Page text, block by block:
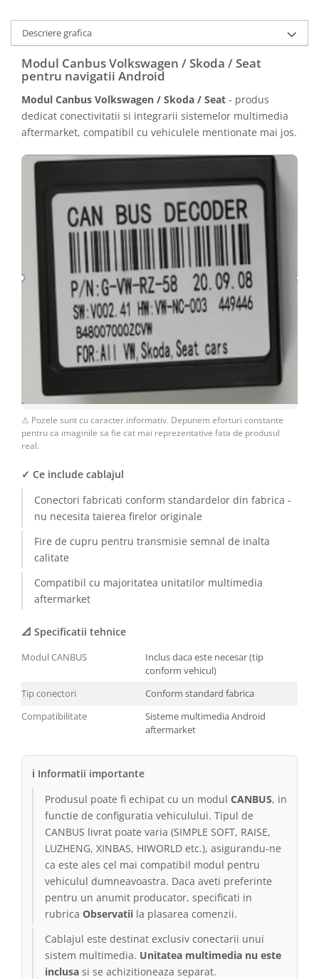
Descriere grafica
Modul Canbus Volkswagen / Skoda / Seat
pentru navigatii Android
Modul Canbus Volkswagen / Skoda / Seat - produs
dedicat conectivitatii si integrarii sistemelor multimedia
aftermarket, compatibil cu vehiculele mentionate mai jos.
⚠ Pozele sunt cu caracter informativ. Depunem eforturi constante
pentru ca imaginile sa fie cat mai reprezentative fata de produsul
real.
✓ Ce include cablajul
Conectori fabricati conform standardelor din fabrica -
nu necesita taierea firelor originale
Fire de cupru pentru transmisie semnal de inalta
calitate
Compatibil cu majoritatea unitatilor multimedia
aftermarket
📐 Specificatii tehnice
Modul CANBUS
Inclus daca este necesar (tip
conform vehicul)
Tip conectori
Conform standard fabrica
Compatibilitate
Sisteme multimedia Android
aftermarket
ℹ Informatii importante
Produsul poate fi echipat cu un modul CANBUS, in
functie de configuratia vehiculului. Tipul de
CANBUS livrat poate varia (SIMPLE SOFT, RAISE,
LUZHENG, XINBAS, HIWORLD etc.), asigurandu-ne
ca este ales cel mai compatibil modul pentru
vehiculul dumneavoastra. Daca aveti preferinte
pentru un anumit producator, specificati in
rubrica Observatii la plasarea comenzii.
Cablajul este destinat exclusiv conectarii unui
sistem multimedia. Unitatea multimedia nu este
inclusa si se achizitioneaza separat.